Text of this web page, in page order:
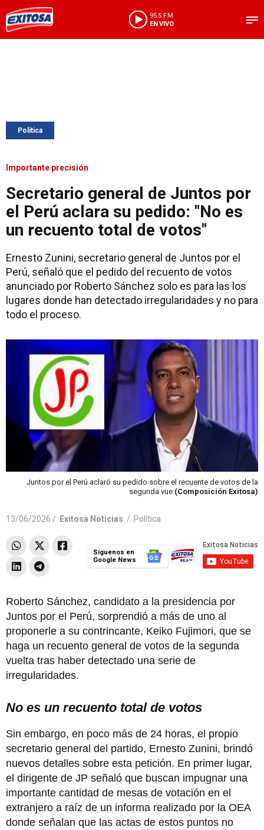
95.5 FM
EN VIVO
Política
Importante precisión
Secretario general de Juntos por
el Perú aclara su pedido: "No es
un recuento total de votos"
Ernesto Zunini, secretario general de Juntos por el
Perú, señaló que el pedido del recuento de votos
anunciado por Roberto Sánchez solo es para las los
lugares donde han detectado irregularidades y no para
todo el proceso.
Juntos por el Perú aclaró su pedido sobre el recuente de votos de la
segunda vue (Composición Exitosa)
13/06/2026 / Exitosa Noticias / Política
Síguenos en
Google News
Roberto Sánchez, candidato a la presidencia por
Juntos por el Perú, sorprendió a más de uno al
proponerle a su contrincante, Keiko Fujimori, que se
haga un recuento general de votos de la segunda
vuelta tras haber detectado una serie de
irregularidades.
No es un recuento total de votos
Sin embargo, en poco más de 24 horas, el propio
secretario general del partido, Ernesto Zunini, brindó
nuevos detalles sobre esta petición. En primer lugar,
el dirigente de JP señaló que buscan impugnar una
importante cantidad de mesas de votación en el
extranjero a raíz de un informa realizado por la OEA
donde señalan que las actas de estos puntos no